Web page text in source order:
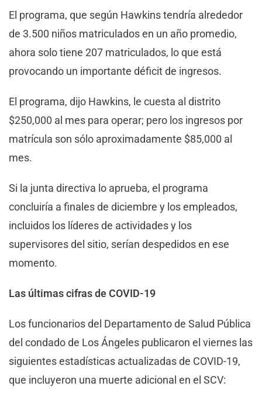
El programa, que según Hawkins tendría alrededor
de 3.500 niños matriculados en un año promedio,
ahora solo tiene 207 matriculados, lo que está
provocando un importante déficit de ingresos.
El programa, dijo Hawkins, le cuesta al distrito
$250,000 al mes para operar; pero los ingresos por
matrícula son sólo aproximadamente $85,000 al
mes.
Si la junta directiva lo aprueba, el programa
concluiría a finales de diciembre y los empleados,
incluidos los líderes de actividades y los
supervisores del sitio, serían despedidos en ese
momento.
Las últimas cifras de COVID-19
Los funcionarios del Departamento de Salud Pública
del condado de Los Ángeles publicaron el viernes las
siguientes estadísticas actualizadas de COVID-19,
que incluyeron una muerte adicional en el SCV: